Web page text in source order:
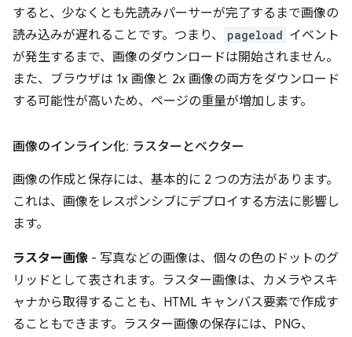
すると、少なくとも先読みパーサーが完了するまで画像の
読み込みが遅れることです。つまり、
pageload イベント
が発生するまで、画像のダウンロードは開始されません。
また、ブラウザは 1x 画像と 2x 画像の両方をダウンロード
する可能性が高いため、ページの重量が増加します。
画像のインライン化: ラスターとベクター
画像の作成と保存には、基本的に 2 つの方法があります。
これは、画像をレスポンシブにデプロイする方法に影響し
ます。
ラスター画像 - 写真などの画像は、個々の色のドットのグ
リッドとして表されます。ラスター画像は、カメラやスキ
ャナから取得することも、HTML キャンバス要素で作成す
ることもできます。ラスター画像の保存には、PNG、